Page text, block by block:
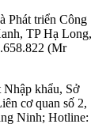
Phát triển Công
TP Hạ Long,
(Mr
khẩu, Sở
cơ quan số 2,
Ninh; Hotline: